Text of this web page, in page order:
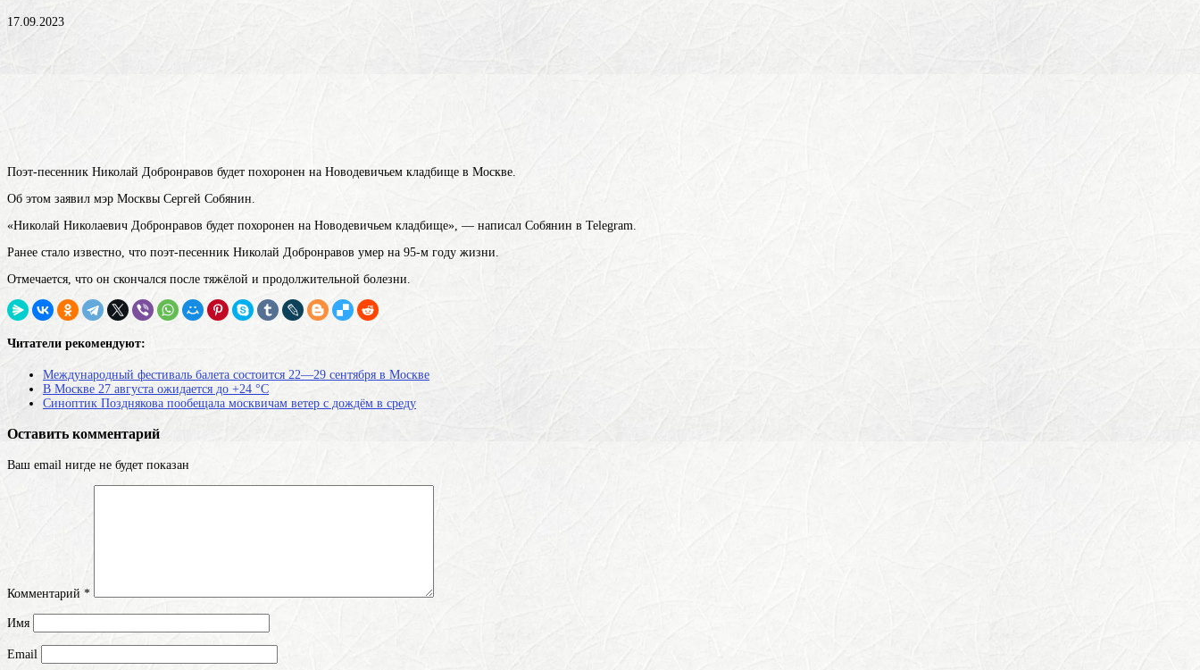
17.09.2023
Поэт-песенник Николай Добронравов будет похоронен на Новодевичьем кладбище в Москве.
Об этом заявил мэр Москвы Сергей Собянин.
«Николай Николаевич Добронравов будет похоронен на Новодевичьем кладбище», — написал Собянин в Telegram.
Ранее стало известно, что поэт-песенник Николай Добронравов умер на 95-м году жизни.
Отмечается, что он скончался после тяжёлой и продолжительной болезни.
Читатели рекомендуют:
Международный фестиваль балета состоится 22—29 сентября в Москве
В Москве 27 августа ожидается до +24 °С
Синоптик Позднякова пообещала москвичам ветер с дождём в среду
Оставить комментарий
Ваш email нигде не будет показан
Комментарий *
Имя
Email